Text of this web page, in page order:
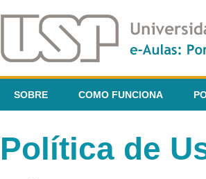
SOBRE COMO FUNCIONA
Política de